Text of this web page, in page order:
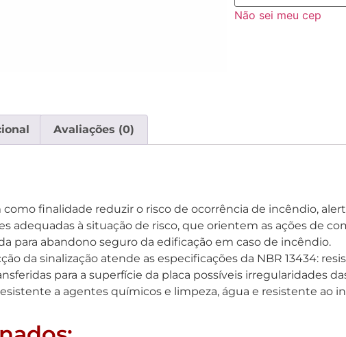
Não sei meu cep
Avaliações (0)
finalidade reduzir o risco de ocorrência de incêndio,
adequadas à situação de risco, que orientem as ações de
para abandono seguro da edificação em caso de incêndio.
da sinalização atende as especificações da NBR 13434:
para a superfície da placa possíveis irregularidades
a agentes químicos e limpeza, água e resistente ao